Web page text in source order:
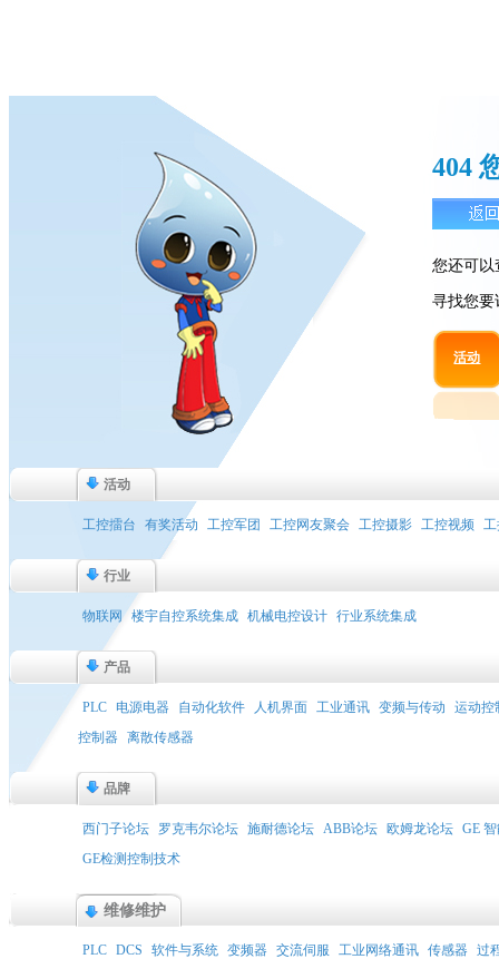
404
您还可
寻找您要
活动
活动
工控擂台 有奖活动 工控军团 工控网友聚会 工控摄影 工控视频
行业
物联网 楼宇自控系统集成 机械电控设计 行业系统集成
产品
PLC 电源电器 自动化软件 人机界面 工业通讯 变频与传动
运动控
控制器 离散传感器
品牌
西门子论坛 罗克韦尔论坛 施耐德论坛 ABB论坛 欧姆龙论坛 GE
GE检测控制技术
维修维护
PLC DCS 软件与系统 变频器 交流伺服 工业网络通讯 传感器 过